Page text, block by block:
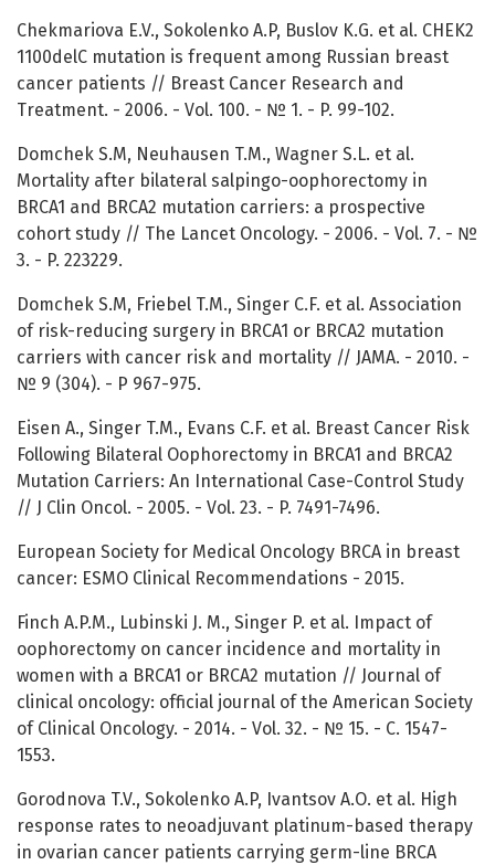
Chekmariova E.V., Sokolenko A.P, Buslov K.G. et al. CHEK2
1100delC mutation is frequent among Russian breast
cancer patients // Breast Cancer Research and
Treatment. - 2006. - Vol. 100. - № 1. - P. 99-102.
Domchek S.M, Neuhausen T.M., Wagner S.L. et al.
Mortality after bilateral salpingo-oophorectomy in
BRCA1 and BRCA2 mutation carriers: a prospective
cohort study // The Lancet Oncology. - 2006. - Vol. 7. - №
3. - P. 223229.
Domchek S.M, Friebel T.M., Singer C.F. et al. Association
of risk-reducing surgery in BRCA1 or BRCA2 mutation
carriers with cancer risk and mortality // JAMA. - 2010. -
№ 9 (304). - P 967-975.
Eisen A., Singer T.M., Evans C.F. et al. Breast Cancer Risk
Following Bilateral Oophorectomy in BRCA1 and BRCA2
Mutation Carriers: An International Case-Control Study
// J Clin Oncol. - 2005. - Vol. 23. - P. 7491-7496.
European Society for Medical Oncology BRCA in breast
cancer: ESMO Clinical Recommendations - 2015.
Finch A.P.M., Lubinski J. M., Singer P. et al. Impact of
oophorectomy on cancer incidence and mortality in
women with a BRCA1 or BRCA2 mutation // Journal of
clinical oncology: official journal of the American Society
of Clinical Oncology. - 2014. - Vol. 32. - № 15. - C. 1547-
1553.
Gorodnova T.V., Sokolenko A.P, Ivantsov A.O. et al. High
response rates to neoadjuvant platinum-based therapy
in ovarian cancer patients carrying germ-line BRCA